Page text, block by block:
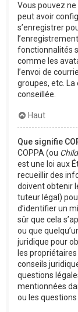
Vous pouvez
peut avoir
s’enregistrer
fonctionnalités
comme les
l’envoi de
groupes, etc.
conseillée.
Haut
Que signifie
COPPA (ou
est une loi aux
recueillir des
doivent obtenir
tuteur légal)
d’identifier un
sûr que cela
ou que
juridique pour
les
conseils
questions
mentionnées
ou les